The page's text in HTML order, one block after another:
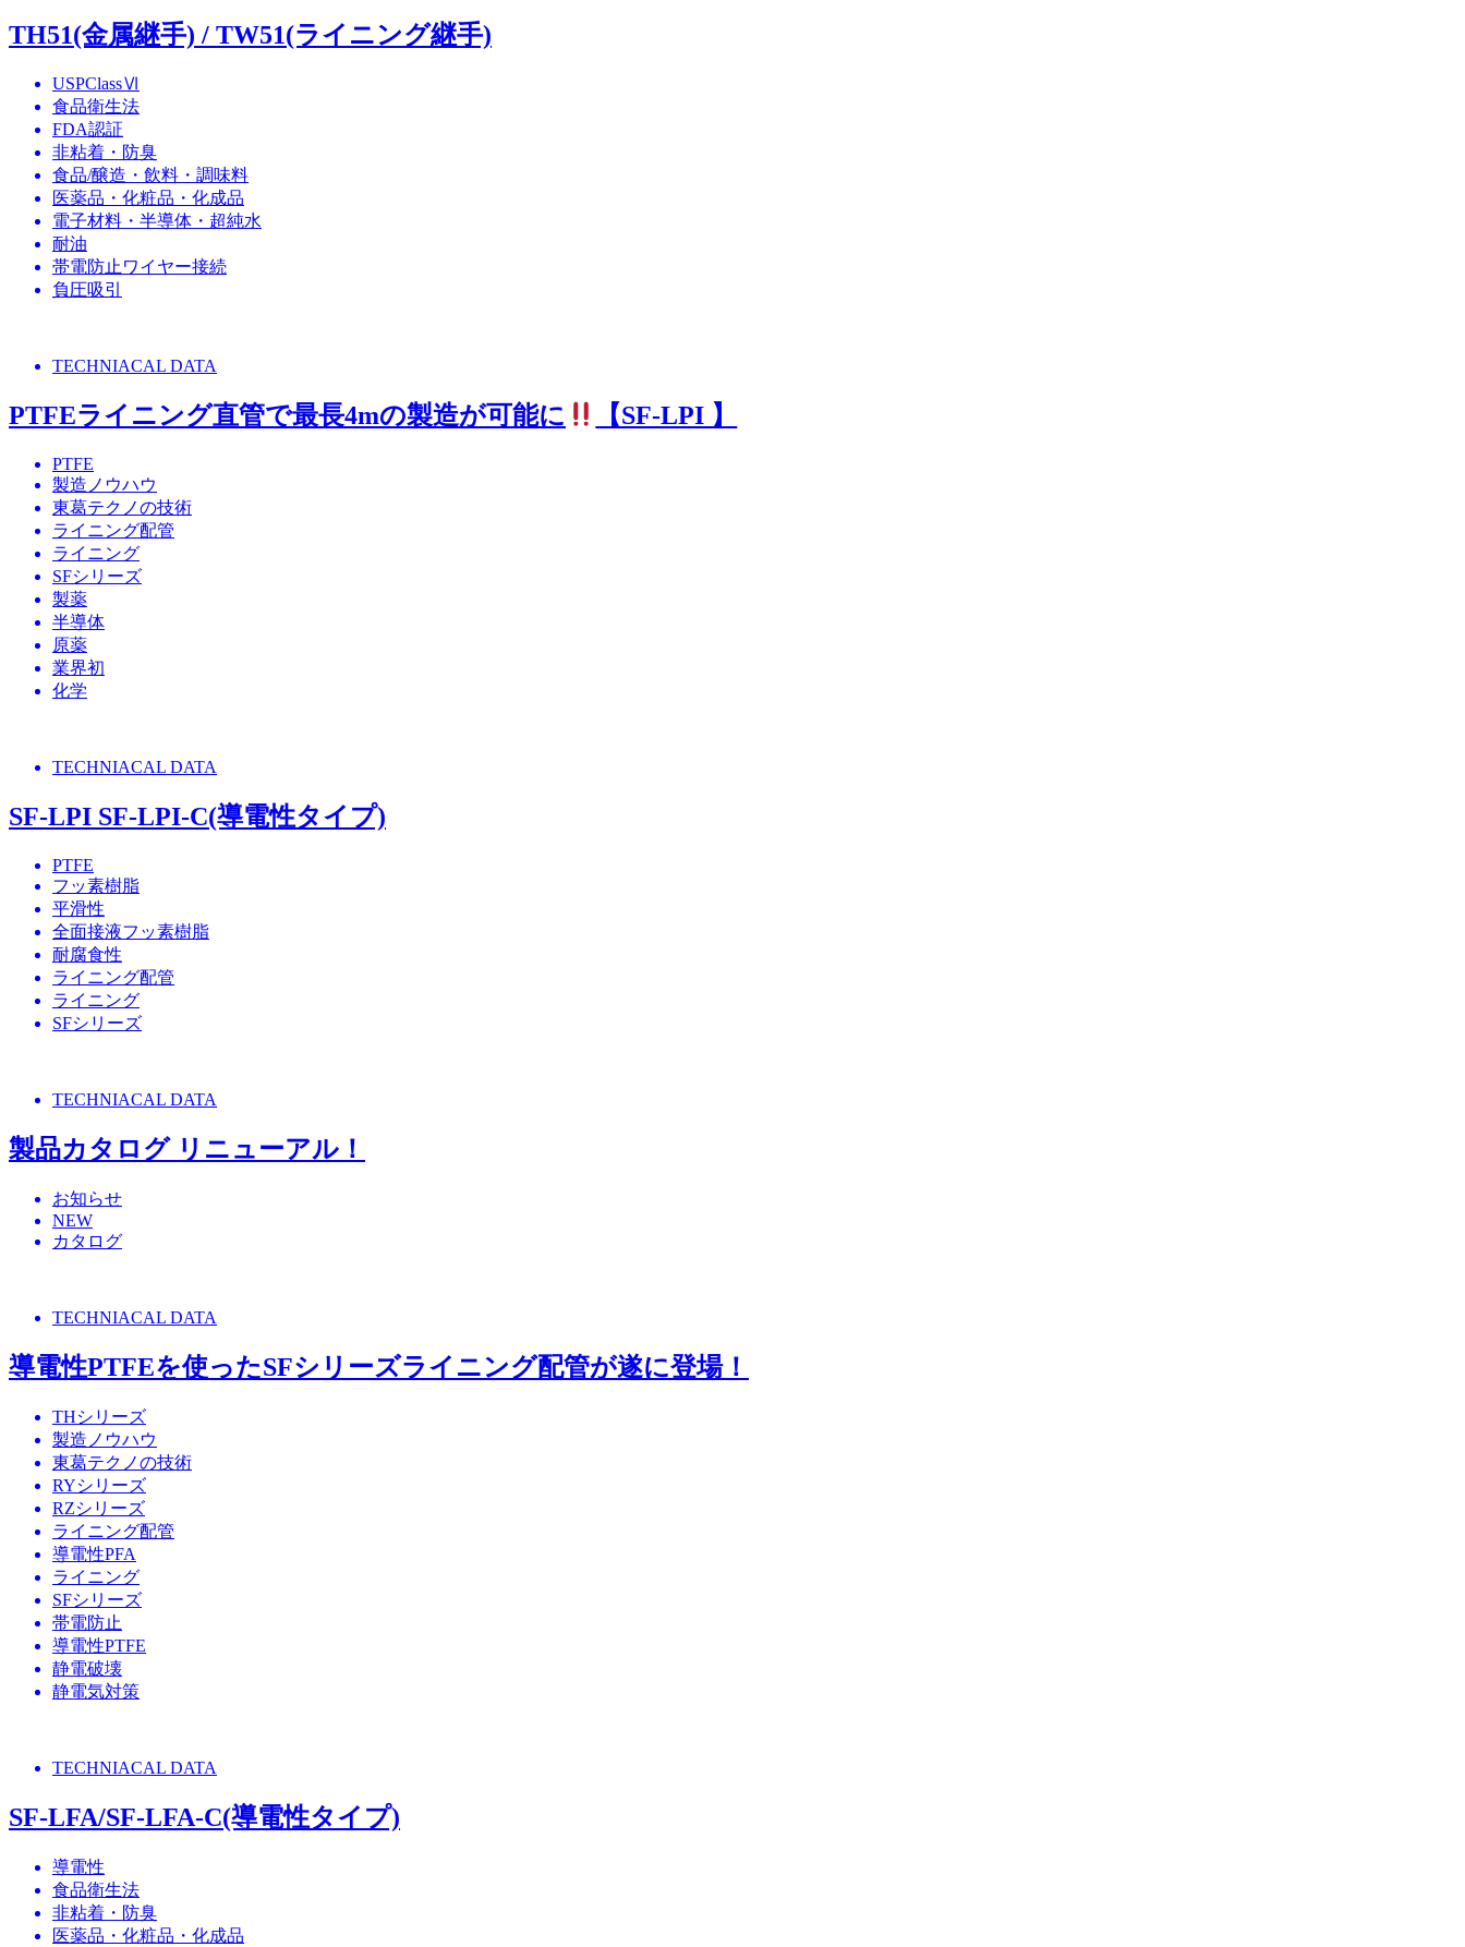
TH51(金属継手) / TW51(ライニング継手)
USPClassⅥ
食品衛生法
FDA認証
非粘着・防臭
食品/醸造・飲料・調味料
医薬品・化粧品・化成品
電子材料・半導体・超純水
耐油
帯電防止ワイヤー接続
負圧吸引
TECHNIACAL DATA
PTFEライニング直管で最長4mの製造が可能に 【SF-LPI 】
PTFE
製造ノウハウ
東葛テクノの技術
ライニング配管
ライニング
SFシリーズ
製薬
半導体
原薬
業界初
化学
TECHNIACAL DATA
SF-LPI SF-LPI-C(導電性タイプ)
PTFE
フッ素樹脂
平滑性
全面接液フッ素樹脂
耐腐食性
ライニング配管
ライニング
SFシリーズ
TECHNIACAL DATA
製品カタログ リニューアル！
お知らせ
NEW
カタログ
TECHNIACAL DATA
導電性PTFEを使ったSFシリーズライニング配管が遂に登場！
THシリーズ
製造ノウハウ
東葛テクノの技術
RYシリーズ
RZシリーズ
ライニング配管
導電性PFA
ライニング
SFシリーズ
帯電防止
導電性PTFE
静電破壊
静電気対策
TECHNIACAL DATA
SF-LFA/SF-LFA-C(導電性タイプ)
導電性
食品衛生法
非粘着・防臭
医薬品・化粧品・化成品